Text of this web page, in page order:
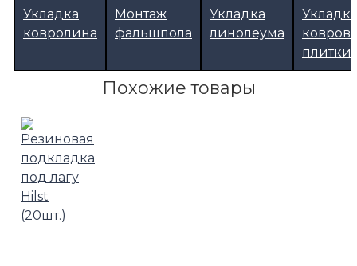
Укладка
ковролина
Монтаж
фальшпола
Укладка
линолеума
Укладка
плитки
Похожие товары